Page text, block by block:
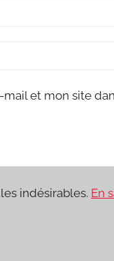
et mon site
indésirables. En